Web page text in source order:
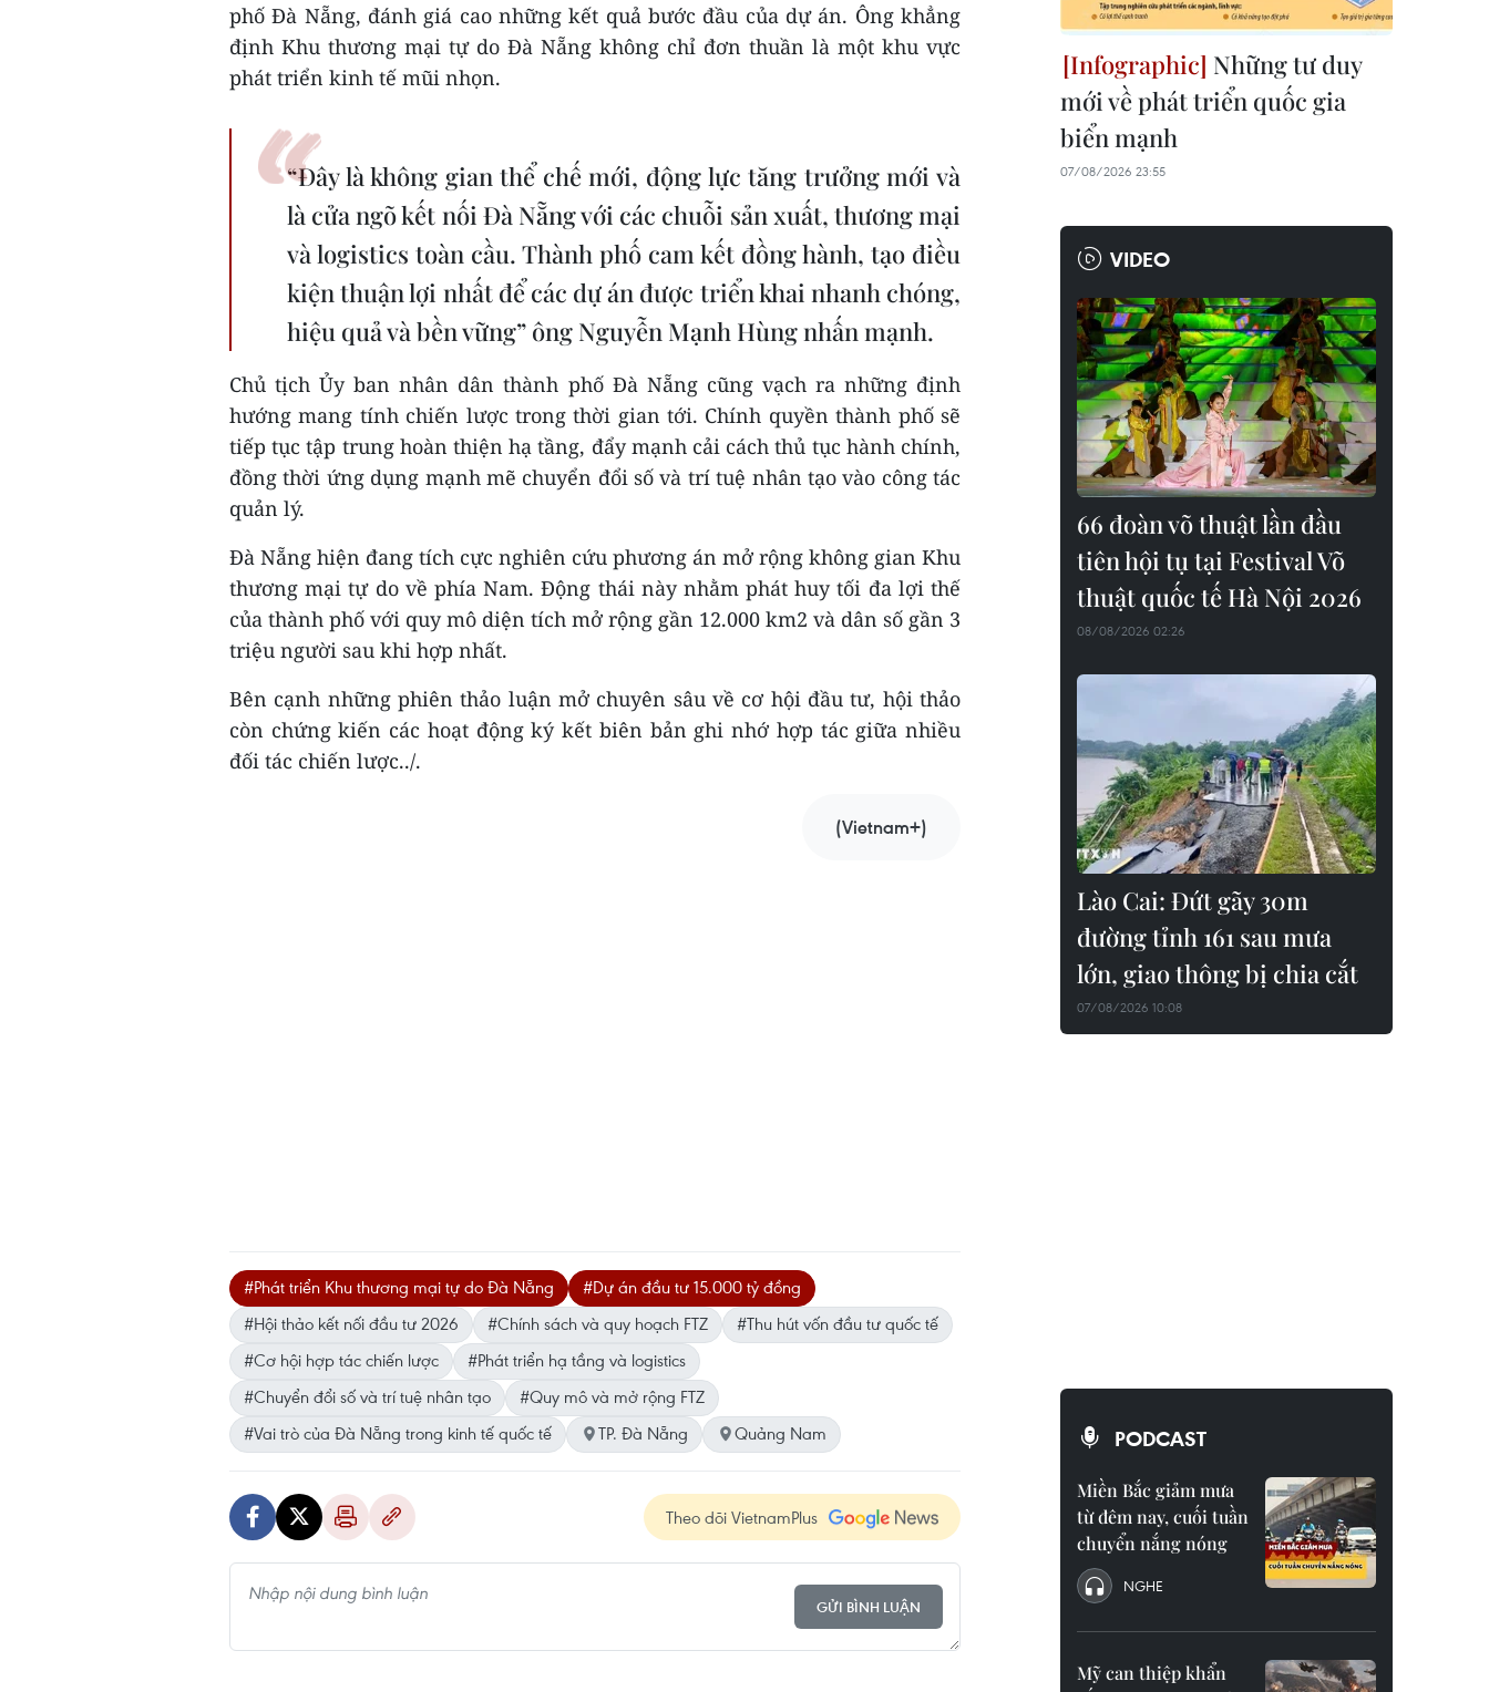
phố Đà Nẵng, đánh giá cao những kết quả bước đầu của dự án. Ông khẳng
định Khu thương mại tự do Đà Nẵng không chỉ đơn thuần là một khu vực
phát triển kinh tế mũi nhọn.
“Đây là không gian thể chế mới, động lực tăng trưởng mới và
là cửa ngõ kết nối Đà Nẵng với các chuỗi sản xuất, thương mại
và logistics toàn cầu. Thành phố cam kết đồng hành, tạo điều
kiện thuận lợi nhất để các dự án được triển khai nhanh chóng,
hiệu quả và bền vững” ông Nguyễn Mạnh Hùng nhấn mạnh.
Chủ tịch Ủy ban nhân dân thành phố Đà Nẵng cũng vạch ra những định
hướng mang tính chiến lược trong thời gian tới. Chính quyền thành phố sẽ
tiếp tục tập trung hoàn thiện hạ tầng, đẩy mạnh cải cách thủ tục hành chính,
đồng thời ứng dụng mạnh mẽ chuyển đổi số và trí tuệ nhân tạo vào công tác
quản lý.
Đà Nẵng hiện đang tích cực nghiên cứu phương án mở rộng không gian Khu
thương mại tự do về phía Nam. Động thái này nhằm phát huy tối đa lợi thế
của thành phố với quy mô diện tích mở rộng gần 12.000 km2 và dân số gần 3
triệu người sau khi hợp nhất.
Bên cạnh những phiên thảo luận mở chuyên sâu về cơ hội đầu tư, hội thảo
còn chứng kiến các hoạt động ký kết biên bản ghi nhớ hợp tác giữa nhiều
đối tác chiến lược../.
(Vietnam+)
#Phát triển Khu thương mại tự do Đà Nẵng
#Dự án đầu tư 15.000 tỷ đồng
#Hội thảo kết nối đầu tư 2026
#Chính sách và quy hoạch FTZ
#Thu hút vốn đầu tư quốc tế
#Cơ hội hợp tác chiến lược
#Phát triển hạ tầng và logistics
#Chuyển đổi số và trí tuệ nhân tạo
#Quy mô và mở rộng FTZ
#Vai trò của Đà Nẵng trong kinh tế quốc tế
TP. Đà Nẵng Quảng Nam
Theo dõi VietnamPlus
GỬI BÌNH LUẬN
Những tư duy
mới về phát triển quốc gia
biển mạnh
07/08/2026 23:55
VIDEO
66 đoàn võ thuật lần đầu
tiên hội tụ tại Festival Võ
thuật quốc tế Hà Nội 2026
08/08/2026 02:26
Lào Cai: Đứt gãy 30m
đường tỉnh 161 sau mưa
lớn, giao thông bị chia cắt
07/08/2026 10:08
PODCAST
Miền Bắc giảm mưa
từ đêm nay, cuối tuần
chuyển nắng nóng
NGHE
Mỹ can thiệp khẩn